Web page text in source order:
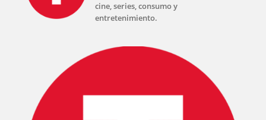
cine, series, consumo y
entretenimiento.